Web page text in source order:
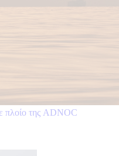
πλοίο της ADNOC